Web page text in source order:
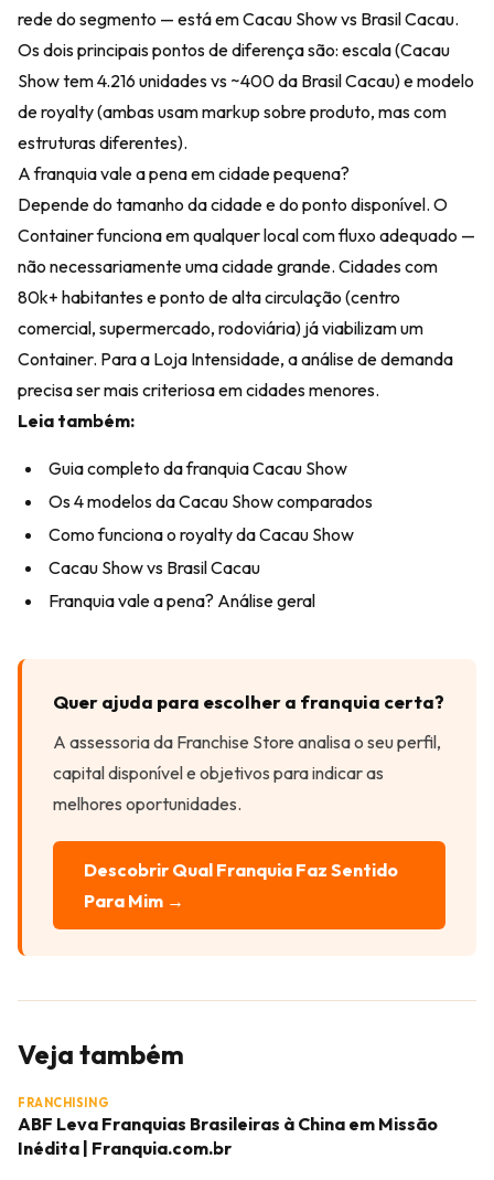
rede do segmento — está emCacau Show vs Brasil Cacau.
Os dois principais pontos de diferença são: escala (Cacau
Show tem 4.216 unidades vs ~400 da Brasil Cacau) e modelo
de royalty (ambas usam markup sobre produto, mas com
estruturas diferentes).
A franquia vale a pena em cidade pequena?
Depende do tamanho da cidade e do ponto disponível. O
Container funciona em qualquer local com fluxo adequado —
não necessariamente uma cidade grande. Cidades com
80k+ habitantes e ponto de alta circulação (centro
comercial, supermercado, rodoviária) já viabilizam um
Container. Para a Loja Intensidade, a análise de demanda
precisa ser mais criteriosa em cidades menores.
Leia também:
Guia completo da franquia Cacau Show
Os 4 modelos da Cacau Show comparados
Como funciona o royalty da Cacau Show
Cacau Show vs Brasil Cacau
Franquia vale a pena? Análise geral
Quer ajuda para escolher a franquia certa?
A assessoria da Franchise Store analisa o seu perfil,
capital disponível e objetivos para indicar as
melhores oportunidades.
Descobrir Qual Franquia Faz Sentido
Para Mim →
Veja também
FRANCHISING
ABF Leva Franquias Brasileiras à China em Missão
Inédita | Franquia.com.br